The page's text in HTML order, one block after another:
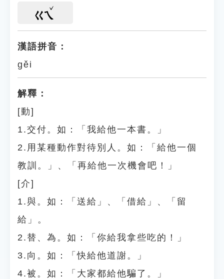
ㄍㄟ
漢語拼音：
gěi
解釋：
[動]
1.交付。如：「我給他一本書。」
2.用某種動作對待別人。如：「給他一個
教訓。」、「再給他一次機會吧！」
[介]
1.與。如：「送給」、「借給」、「留
給」。
2.替、為。如：「你給我拿些吃的！」
3.向。如：「快給他道謝。」
4.被。如：「大家都給他騙了。」